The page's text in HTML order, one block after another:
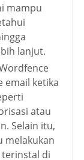
mampu
lanjut.
email ketika
atau
Selain itu,
melakukan
di